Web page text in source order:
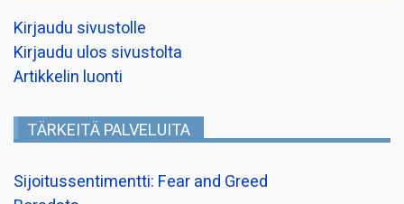
Kirjaudu sivustolle
Kirjaudu ulos sivustolta
Artikkelin luonti
TÄRKEITÄ PALVELUITA
Sijoitussentimentti: Fear and Greed